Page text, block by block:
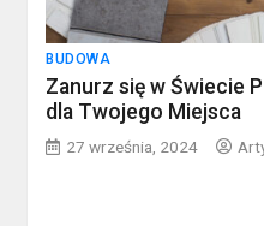
BUDOWA
Zanurz się w Świecie
dla Twojego Miejsca
27 września, 2024